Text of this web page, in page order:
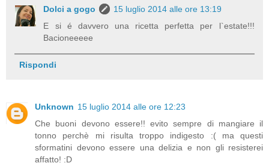
Dolci a gogo
15 luglio 2014 alle ore 13:19
E si é davvero una ricetta perfetta per l`estate!!!
Bacioneeeee
Rispondi
Unknown 15 luglio 2014 alle ore 12:23
Che buoni devono essere!! evito sempre di mangiare il
tonno perchè mi risulta troppo indigesto :( ma questi
sformatini devono essere una delizia e non gli resisterei
affatto! :D